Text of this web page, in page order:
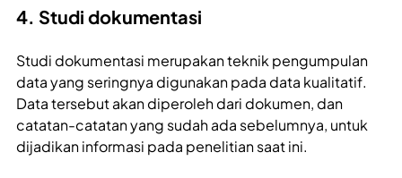
4. Studi dokumentasi
Studi dokumentasi merupakan teknik pengumpulan
data yang seringnya digunakan pada data kualitatif.
Data tersebut akan diperoleh dari dokumen, dan
catatan-catatan yang sudah ada sebelumnya, untuk
dijadikan informasi pada penelitian saat ini.